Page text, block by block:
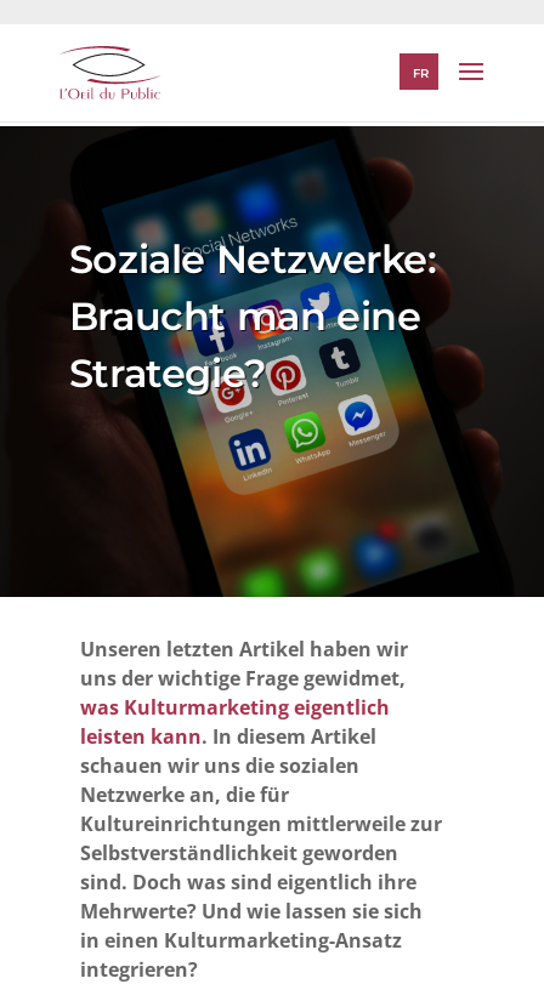
FR
Soziale Netzwerke:
Braucht man eine
Strategie?
Unseren letzten Artikel haben wir
uns der wichtige Frage gewidmet,
was Kulturmarketing eigentlich
leisten kann. In diesem Artikel
schauen wir uns die sozialen
Netzwerke an, die für
Kultureinrichtungen mittlerweile zur
Selbstverständlichkeit geworden
sind. Doch was sind eigentlich ihre
Mehrwerte? Und wie lassen sie sich
in einen Kulturmarketing-Ansatz
integrieren?